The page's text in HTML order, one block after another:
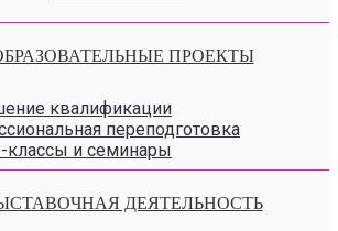
ПРОЕКТЫ
квалификации
переподготовка
классы и семинары
ДЕЯТЕЛЬНОСТЬ